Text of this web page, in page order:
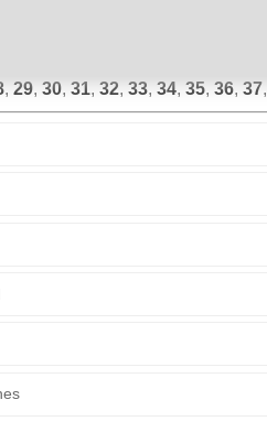
, 29, 30, 31, 32, 33, 34, 35, 36, 37,